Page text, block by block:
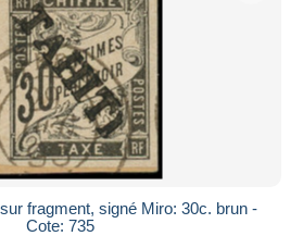
fragment, signé Miro: 30c. brun -
Cote: 735